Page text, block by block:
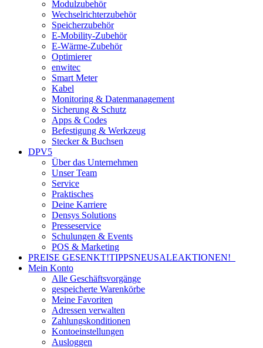
Modulzubehör
Wechselrichterzubehör
Speicherzubehör
E-Mobility-Zubehör
E-Wärme-Zubehör
Optimierer
enwitec
Smart Meter
Kabel
Monitoring & Datenmanagement
Sicherung & Schutz
Apps & Codes
Befestigung & Werkzeug
Stecker & Buchsen
DPV5
Über das Unternehmen
Unser Team
Service
Praktisches
Deine Karriere
Densys Solutions
Presseservice
Schulungen & Events
POS & Marketing
PREISE GESENKT!TIPPSNEUSALEAKTIONEN!
Mein Konto
Alle Geschäftsvorgänge
gespeicherte Warenkörbe
Meine Favoriten
Adressen verwalten
Zahlungskonditionen
Kontoeinstellungen
Ausloggen